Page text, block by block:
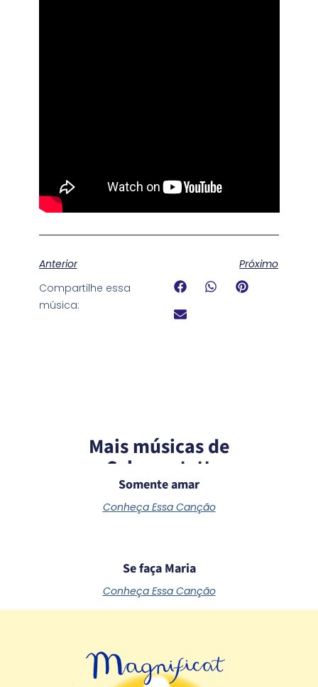
Anterior
Próximo
Compartilhe essa
música:
Mais músicas de
Schoenstatt
Somente amar
Conheça Essa Canção
Se faça Maria
Conheça Essa Canção